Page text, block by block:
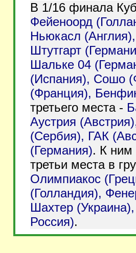
В 1/16 финала
Фейеноорд
Ньюкасл
Штутгарт
Шальке 04
(Испания), Сошо
(Франция),
третьего места -
Аустрия
(Сербия), ГАК
(Германия). К ним
третьи места в
Олимпиакос
(Голландия),
Шахтер
Россия).